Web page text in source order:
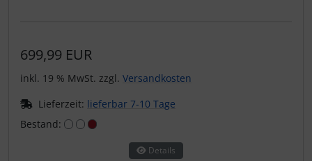
699,99 EUR
inkl. 19 % MwSt. zzgl. Versandkosten
Lieferzeit: lieferbar 7-10 Tage
Bestand:
Details